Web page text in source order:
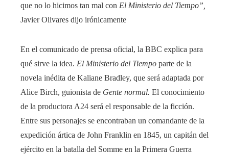
que no lo hicimos tan mal con El Ministerio del Tiempo”,
Javier Olivares dijo irónicamente
En el comunicado de prensa oficial, la BBC explica para
qué sirve la idea. El Ministerio del Tiempo parte de la
novela inédita de Kaliane Bradley, que será adaptada por
Alice Birch, guionista de Gente normal. El conocimiento
de la productora A24 será el responsable de la ficción.
Entre sus personajes se encontraban un comandante de la
expedición ártica de John Franklin en 1845, un capitán del
ejército en la batalla del Somme en la Primera Guerra